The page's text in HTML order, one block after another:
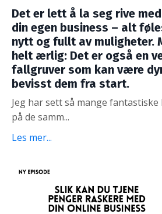
Det er lett å la seg rive
din egen business – alt
nytt og fullt av muligheter.
helt ærlig: Det er også en
fallgruver som kan være
bevisst dem fra start.
Jeg har sett så mange
på de samm...
Les mer...